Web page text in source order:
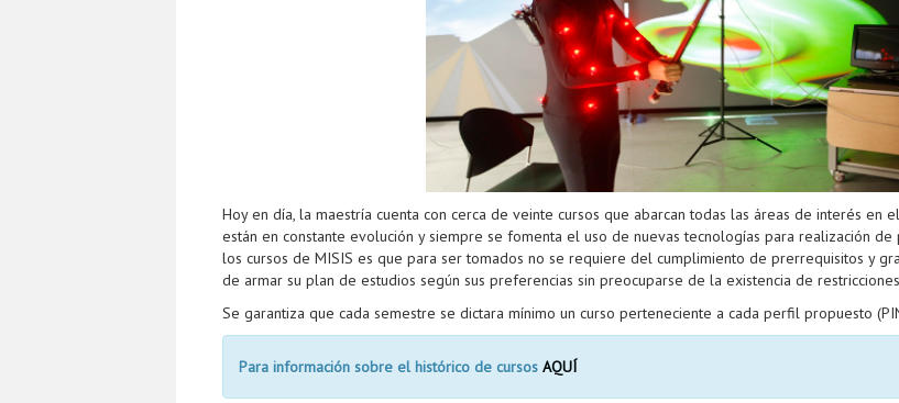
Hoy en día, la maestría cuenta con cerca de veinte cursos que abarcan todas las áreas de interés en
están en constante evolución y siempre se fomenta el uso de nuevas tecnologías para realización
los cursos de MISIS es que para ser tomados no se requiere del cumplimiento de prerrequisitos y
de armar su plan de estudios según sus preferencias sin preocuparse de la existencia de
Se garantiza que cada semestre se dictara mínimo un curso perteneciente a cada perfil propuesto
Para información sobre el histórico de cursos AQUÍ